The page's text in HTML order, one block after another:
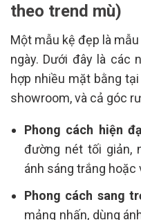
theo trend mù)
Một mẫu kệ đẹp là
ngày. Dưới đây là các
hợp nhiều mặt bằng
showroom, và cả góc
Phong cách hiện
đường nét tối giản,
ánh sáng trắng hoặc
Phong cách sang
mảng nhấn, dùng